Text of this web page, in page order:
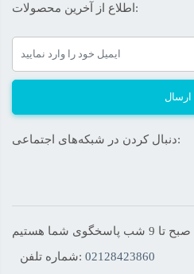
کارایی:
امکانات و قابلیت ها:
ارزش خرید در برابر قیمت:
اطلاع از آخرین محصولات:
ارسال
دنبال کردن در شبکه‌های اجتماعی:
شماره تلفن: 02128423860